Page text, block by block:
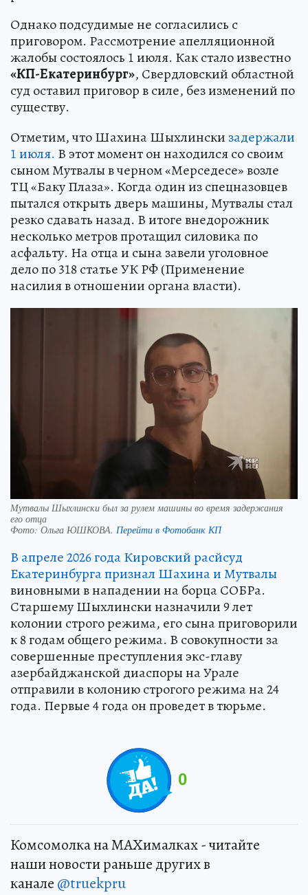
Однако подсудимые не согласились с
приговором. Рассмотрение апелляционной
жалобы состоялось 1 июля. Как стало известно
«КП-Екатеринбург», Свердловский областной
суд оставил приговор в силе, без изменений по
существу.
Отметим, что Шахина Шыхлински задержали
1 июля. В этот момент он находился со своим
сыном Мутвалы в черном «Мерседесе» возле
ТЦ «Баку Плаза». Когда один из спецназовцев
пытался открыть дверь машины, Мутвалы стал
резко сдавать назад. В итоге внедорожник
несколько метров протащил силовика по
асфальту. На отца и сына завели уголовное
дело по 318 статье УК РФ (Применение
насилия в отношении органа власти).
Мутвалы Шыхлински был за рулем машины во время задержания
его отца
Фото: Ольга ЮШКОВА. Перейти в Фотобанк КП
В апреле 2026 года Кировский расйсуд
Екатеринбурга признал Шахина и Мутвалы
виновными в нападении на борца СОБРа.
Старшему Шыхлински назначили 9 лет
колонии строго режима, его сына приговорили
к 8 годам общего режима. В совокупности за
совершенные преступления экс-главу
азербайджанской диаспоры на Урале
отправили в колонию строгого режима на 24
года. Первые 4 года он проведет в тюрьме.
0
Комсомолка на MAXималках - читайте
наши новости раньше других в
канале @truekpru